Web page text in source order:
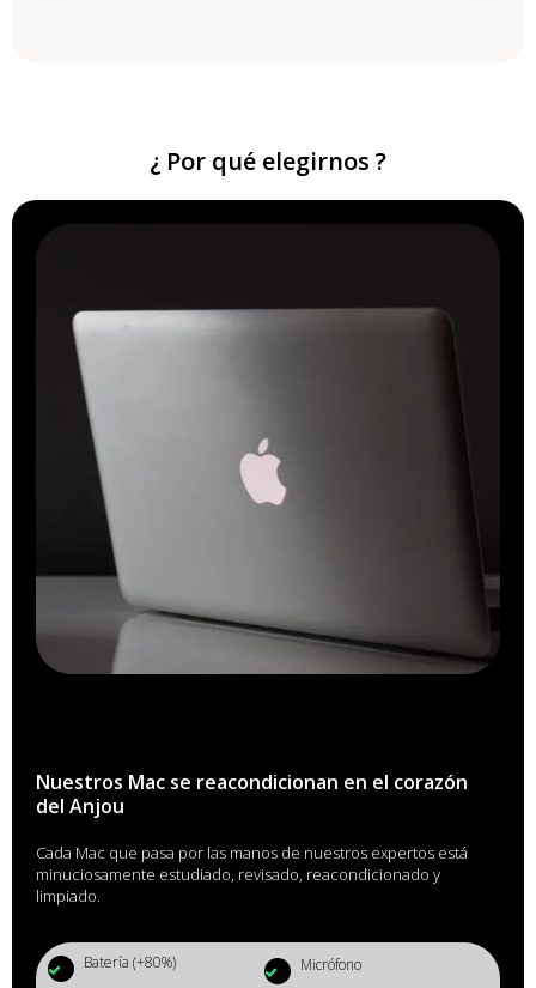
¿ Por qué elegirnos ?
Nuestros Mac se reacondicionan en el corazón
del Anjou
Cada Mac que pasa por las manos de nuestros expertos está
minuciosamente estudiado, revisado, reacondicionado y
limpiado.
Batería (+80%)
Micrófono